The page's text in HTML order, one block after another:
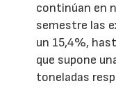
continúan en
semestre las
un 15,4%,
que supone
toneladas